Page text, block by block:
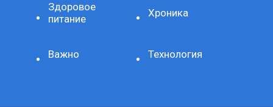
Здоровое
питание
Хроника
Важно Технология